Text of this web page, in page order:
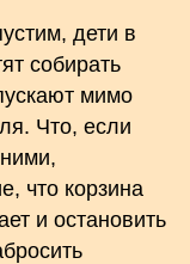
дети в
собирать
мимо
Что, если
что корзина
и остановить